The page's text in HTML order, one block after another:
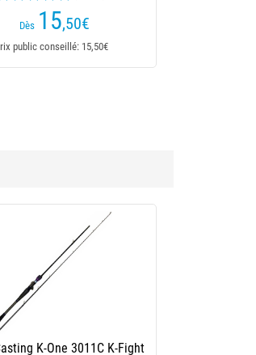
Dès 18
Prix public conseillé: 18,50€
Full Color